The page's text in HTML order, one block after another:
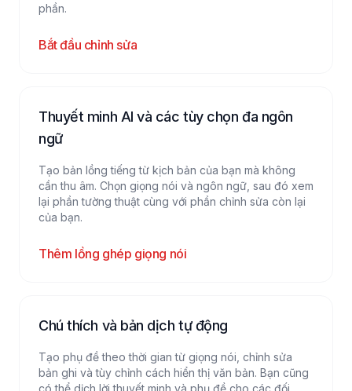
phần.
Bắt đầu chỉnh sửa
Thuyết minh AI và các tùy chọn đa ngôn
ngữ
Tạo bản lồng tiếng từ kịch bản của bạn mà không
cần thu âm. Chọn giọng nói và ngôn ngữ, sau đó xem
lại phần tường thuật cùng với phần chỉnh sửa còn lại
của bạn.
Thêm lồng ghép giọng nói
Chú thích và bản dịch tự động
Tạo phụ đề theo thời gian từ giọng nói, chỉnh sửa
bản ghi và tùy chỉnh cách hiển thị văn bản. Bạn cũng
có thể dịch lời thuyết minh và phụ đề cho các đối